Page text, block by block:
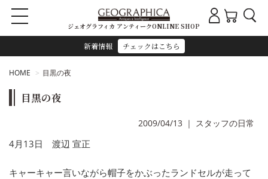
新着情報 チェックはこちら
ジェオグラフィカ アンティークONLINE SHOP
HOME 目黒の夜
目黒の夜
2009/04/13 ｜ スタッフの日常
4月13日 渡辺 宣正
キャーキャー言いながら帽子をかぶったランドセルが走って